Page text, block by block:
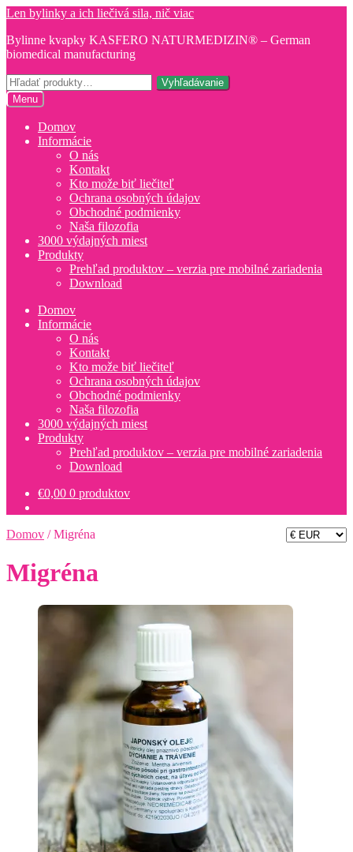
Preskočiť
navigáciu
Preskočiť
obsah
Len bylinky a ich liečivá sila, nič viac
Bylinne kvapky KASFERO NATURMEDIZIN® – German
biomedical manufacturing
Hľadať:
Vyhľadávanie
Menu
Domov
Informácie
O nás
Kontakt
Kto može biť liečiteľ
Ochrana osobných údajov
Obchodné podmienky
Naša filozofia
3000 výdajných miest
Produkty
Prehľad produktov – verzia pre mobilné zariadenia
Download
Domov
Informácie
O nás
Kontakt
Kto može biť liečiteľ
Ochrana osobných údajov
Obchodné podmienky
Naša filozofia
3000 výdajných miest
Produkty
Prehľad produktov – verzia pre mobilné zariadenia
Download
€0,00 0 produktov
Domov /Migréna
Migréna